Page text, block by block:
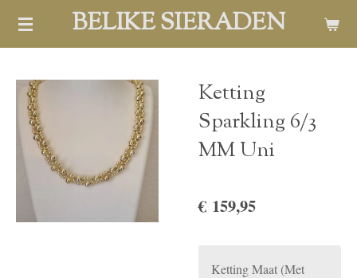
Ga
hoofdinhoud
BELIKE SIERADEN
Ketting
Sparkling 6/3
MM Uni
€ 159,95
Ketting Maat (Met